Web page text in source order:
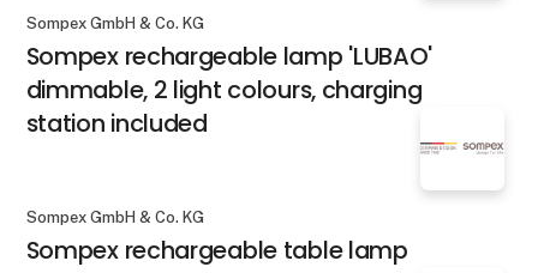
Sompex GmbH & Co. KG
Sompex rechargeable lamp 'LUBAO'
dimmable, 2 light colours, charging
station included
Sompex GmbH & Co. KG
Sompex rechargeable table lamp